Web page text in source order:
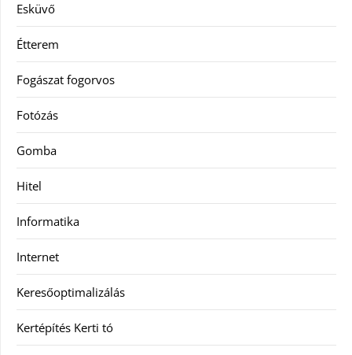
Esküvő
Étterem
Fogászat fogorvos
Fotózás
Gomba
Hitel
Informatika
Internet
Keresőoptimalizálás
Kertépítés Kerti tó